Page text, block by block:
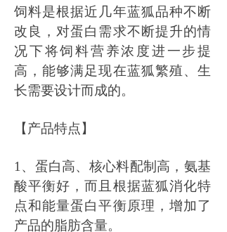
饲料是根据近几年蓝狐品种不断
改良，对蛋白需求不断提升的情
况下将饲料营养浓度进一步提
高，能够满足现在蓝狐繁殖、生
长需要设计而成的。
【产品特点 】
1、蛋白高、核心料配制高，氨基
酸平衡好，而且根据蓝狐消化特
点和能量蛋白平衡原理，增加了
产品的脂肪含量。